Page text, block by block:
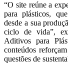
“O site reúne a
para plásticos,
desde a sua
ciclo de vida”,
Aditivos para
conteúdos
questões de